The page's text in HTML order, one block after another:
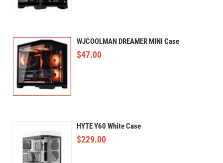
WJCOOLMAN DREAMER MINI Case
$47.00
HYTE Y60 White Case
$229.00